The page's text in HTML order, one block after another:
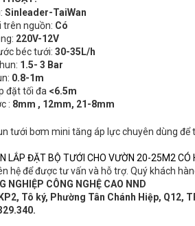
Sinleader-TaiWan
nguồn: Có
220V-12V
béc tưới: 30-35L/h
1.5- 3 Bar
0.8-1m
đặt tối đa <6.5m
: 8mm , 12mm, 21-8mm
tưới bơm mini tăng áp lực chuyên dùng
LẮP ĐẶT BỘ TƯỚI CHO VƯỜN 20-25M2 CÓ
hệ để được tư vấn và hỗ trợ. Quý khách
NGHIỆP CÔNG NGHỆ CAO NND
Tô ký, Phường Tân Chánh Hiệp, Q12,